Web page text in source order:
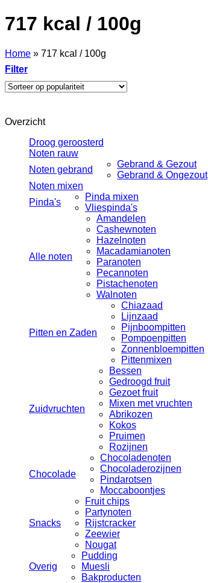
717 kcal / 100g
Home » 717 kcal / 100g
Filter
Overzicht
Droog geroosterd
Noten rauw
Noten gebrand
Gebrand & Gezout
Gebrand & Ongezout
Noten mixen
Pinda's
Pinda mixen
Vliespinda's
Alle noten
Amandelen
Cashewnoten
Hazelnoten
Macadamianoten
Paranoten
Pecannoten
Pistachenoten
Walnoten
Pitten en Zaden
Chiazaad
Lijnzaad
Pijnboompitten
Pompoenpitten
Zonnenbloempitten
Pittenmixen
Zuidvruchten
Bessen
Gedroogd fruit
Gezoet fruit
Mixen met vruchten
Abrikozen
Kokos
Pruimen
Rozijnen
Chocolade
Chocoladenoten
Chocoladerozijnen
Pindarotsen
Moccaboontjes
Snacks
Fruit chips
Partynoten
Rijstcracker
Zeewier
Nougat
Overig
Pudding
Muesli
Bakproducten